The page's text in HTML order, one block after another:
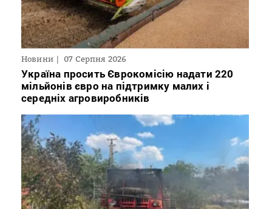
Новини 07 Серпня 2026
Україна просить Єврокомісію надати 220
мільйонів євро на підтримку малих і
середніх агровиробників